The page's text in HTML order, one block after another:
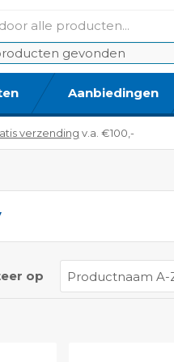
gevonden
Aanbiedingen
verzending v.a. €100,-
op